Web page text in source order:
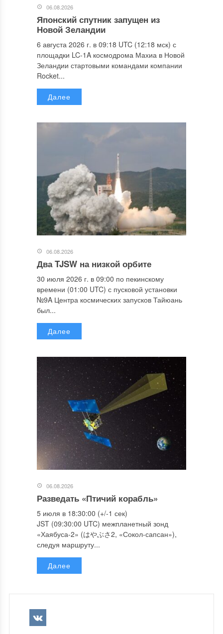
06.08.2026
Японский спутник запущен из
Новой Зеландии
6 августа 2026 г. в 09:18 UTC (12:18 мск) с
площадки LC-1A космодрома Махиа в Новой
Зеландии стартовыми командами компании
Rocket...
Далее
06.08.2026
Два TJSW на низкой орбите
30 июля 2026 г. в 09:00 по пекинскому
времени (01:00 UTC) с пусковой установки
№9A Центра космических запусков Тайюань
был...
Далее
06.08.2026
Разведать «Птичий корабль»
5 июля в 18:30:00 (+/-1 сек)
JST (09:30:00 UTC) межпланетный зонд
«Хаябуса-2» (はやぶさ2, «Сокол-сапсан»),
следуя маршруту...
Далее